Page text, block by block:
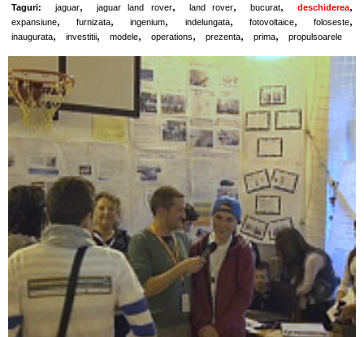
Taguri: jaguar, jaguar land rover, land rover, bucurat, deschiderea,
expansiune, furnizata, ingenium, indelungata, fotovoltaice, foloseste,
inaugurata, investitii, modele, operations, prezenta, prima, propulsoarele